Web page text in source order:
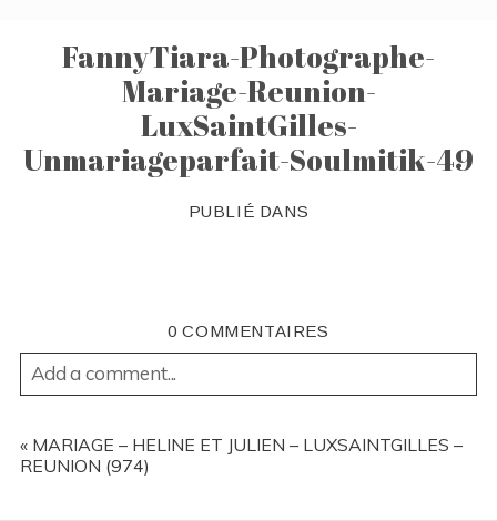
FannyTiara-Photographe-
Mariage-Reunion-
LuxSaintGilles-
Unmariageparfait-Soulmitik-49
PUBLIÉ DANS
0 COMMENTAIRES
Add a comment...
REQUIRED FIELDS ARE MARKED *
« MARIAGE – HELINE ET JULIEN – LUXSAINTGILLES –
REUNION (974)